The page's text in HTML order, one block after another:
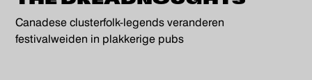
Canadese clusterfolk-legends veranderen
festivalweiden in plakkerige pubs